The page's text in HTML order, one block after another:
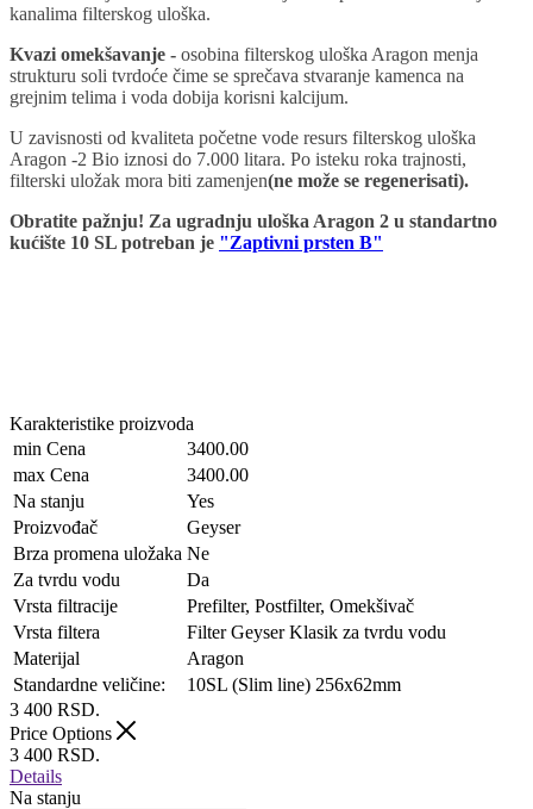
kanalima filterskog uloška.
Kvazi omekšavanje - osobina filterskog uloška Aragon menja
strukturu soli tvrdoće čime se sprečava stvaranje kamenca na
grejnim telima i voda dobija korisni kalcijum.
U zavisnosti od kvaliteta početne vode resurs filterskog uloška
Aragon -2 Bio iznosi do 7.000 litara. Po isteku roka trajnosti,
filterski uložak mora biti zamenjen(ne može se regenerisati).
Obratite pažnju! Za ugradnju uloška Aragon 2 u standartno
kućište 10 SL potreban je "Zaptivni prsten B"
Karakteristike proizvoda
min Cena
3400.00
max Cena
3400.00
Na stanju
Yes
Proizvođač
Geyser
Brza promena uložaka Ne
Za tvrdu vodu
Da
Vrsta filtracije
Prefilter, Postfilter, Omekšivač
Vrsta filtera
Filter Geyser Klasik za tvrdu vodu
Materijal
Aragon
Standardne veličine:
10SL (Slim line) 256х62mm
3 400 RSD.
Price Options
3 400 RSD.
Details
Na stanju